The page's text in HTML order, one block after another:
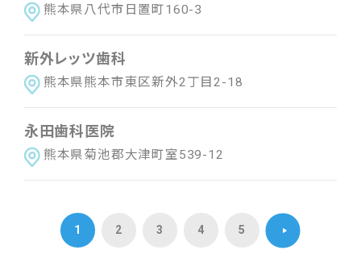
熊本県八代市日置町160-3
新外レッツ歯科
熊本県熊本市東区新外2丁目2-18
永田歯科医院
熊本県菊池郡大津町室539-12
1 2 3 4 5